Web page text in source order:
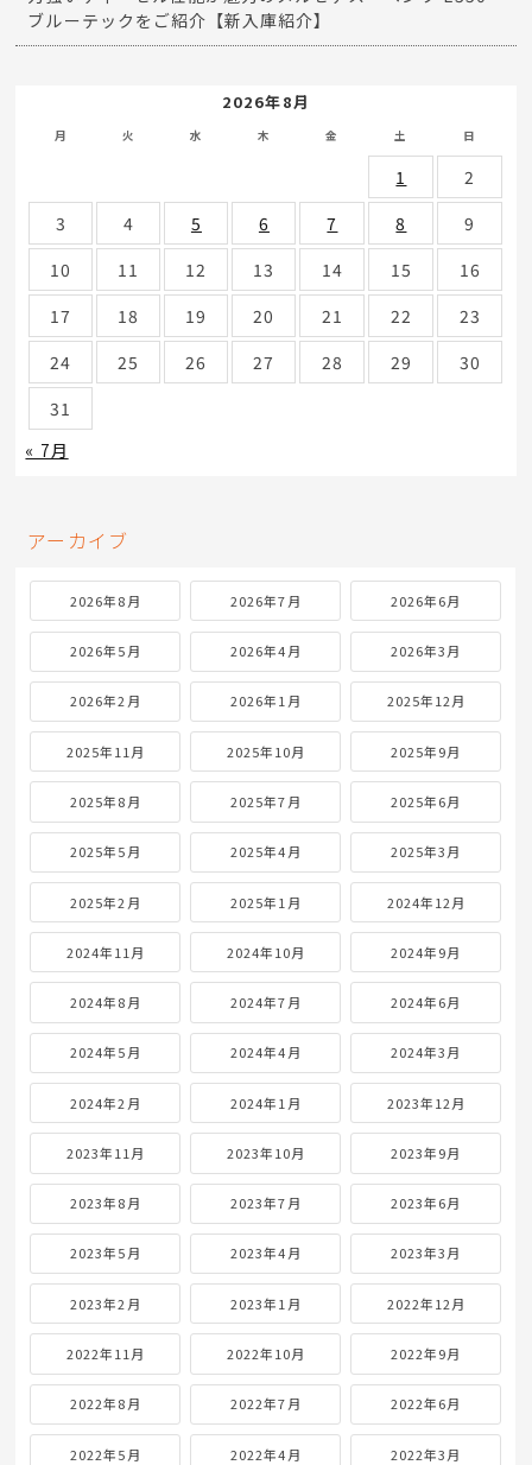
ブルーテックをご紹介【新入庫紹介】
2026年8月
月 火 水 木 金 土 日
1
2
3
4 5 6 7 8
9
10
11 12 13 14 15
16
17
18 19 20 21 22
23
24
25 26 27 28 29
30
31
« 7月
アーカイブ
2026年8月 2026年7月 2026年6月
2026年5月 2026年4月 2026年3月
2026年2月 2026年1月 2025年12月
2025年11月 2025年10月 2025年9月
2025年8月 2025年7月 2025年6月
2025年5月 2025年4月 2025年3月
2025年2月 2025年1月 2024年12月
2024年11月 2024年10月 2024年9月
2024年8月 2024年7月 2024年6月
2024年5月 2024年4月 2024年3月
2024年2月 2024年1月 2023年12月
2023年11月 2023年10月 2023年9月
2023年8月 2023年7月 2023年6月
2023年5月 2023年4月 2023年3月
2023年2月 2023年1月 2022年12月
2022年11月 2022年10月 2022年9月
2022年8月 2022年7月 2022年6月
2022年5月 2022年4月 2022年3月